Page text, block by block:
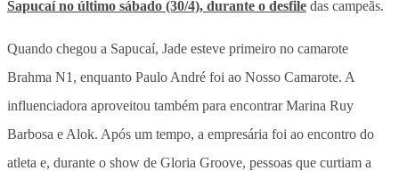
Sapucaí no último sábado (30/4), durante o desfile das campeãs.
Quando chegou a Sapucaí, Jade esteve primeiro no camarote
Brahma N1, enquanto Paulo André foi ao Nosso Camarote. A
influenciadora aproveitou também para encontrar Marina Ruy
Barbosa e Alok. Após um tempo, a empresária foi ao encontro do
atleta e, durante o show de Gloria Groove, pessoas que curtiam a